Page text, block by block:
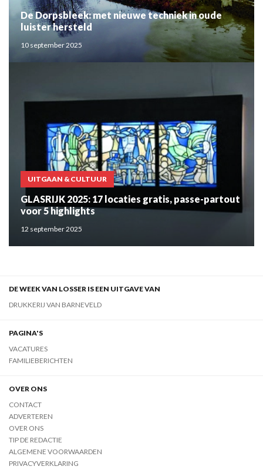
De Dorpsbleek: met nieuwe techniek in oude
luister hersteld
10 september 2025
UITGAAN & CULTUUR
GLASRIJK 2025: 17 locaties gratis, passe-partout
voor 5 highlights
12 september 2025
DE WEEK VAN LOSSER IS EEN UITGAVE VAN
DRUKKERIJ VAN BARNEVELD
PAGINA'S
VACATURES
FAMILIEBERICHTEN
OVER ONS
CONTACT
ADVERTEREN
OVER ONS
TIP DE REDACTIE
ALGEMENE VOORWAARDEN
PRIVACYVERKLARING